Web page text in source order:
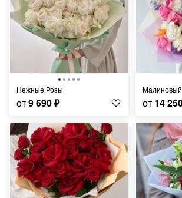
Нежные Розы
от9 690₽ от 14